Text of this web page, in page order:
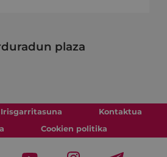
plaza
Irisgarritasuna
Kontaktua
Cookien politika